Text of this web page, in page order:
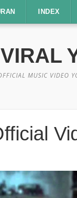
INDEX
MUSIC VIDEO